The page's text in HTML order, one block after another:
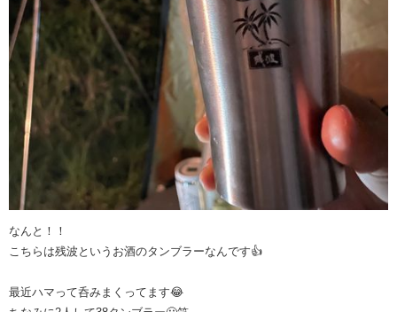
なんと！！
こちらは残波というお酒のタンブラーなんです👍
最近ハマって呑みまくってます😂